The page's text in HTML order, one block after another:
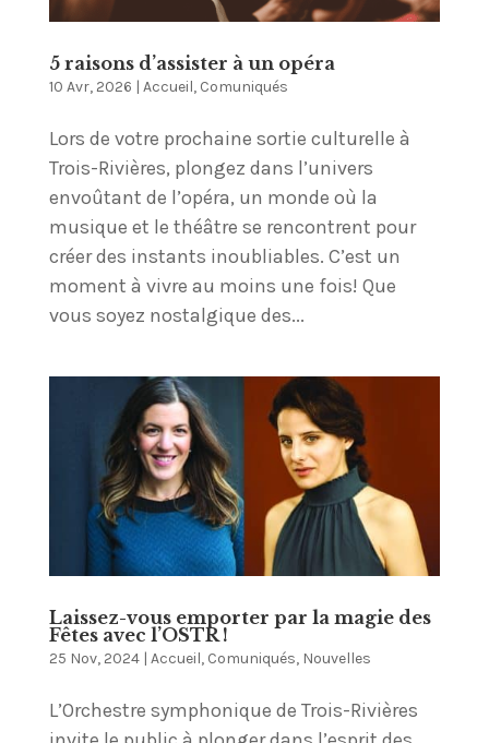
5 raisons d’assister à un opéra
10 Avr, 2026 | Accueil, Comuniqués
Lors de votre prochaine sortie culturelle à
Trois-Rivières, plongez dans l’univers
envoûtant de l’opéra, un monde où la
musique et le théâtre se rencontrent pour
créer des instants inoubliables. C’est un
moment à vivre au moins une fois! Que
vous soyez nostalgique des...
Laissez-vous emporter par la magie des
Fêtes avec l’OSTR !
25 Nov, 2024| Accueil, Comuniqués, Nouvelles
L’Orchestre symphonique de Trois-Rivières